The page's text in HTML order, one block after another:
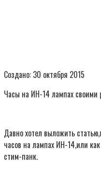
Создано: 30 октября 2015
Часы на ИН-14 лампах своими
Давно хотел выложить
часов на лампах ИН-14,или
стим-панк.